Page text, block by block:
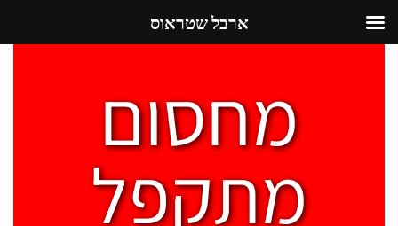
מחסום
מתקפל
ארבל שטראוס